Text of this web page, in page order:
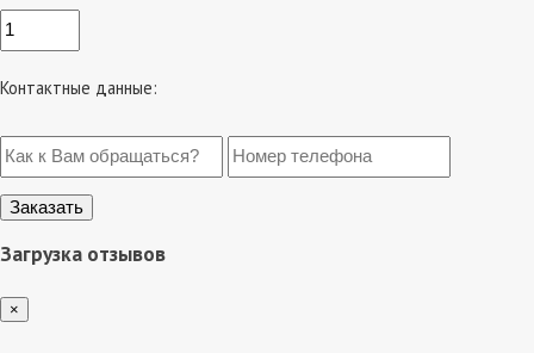
Контактные данные:
Загрузка отзывов
×